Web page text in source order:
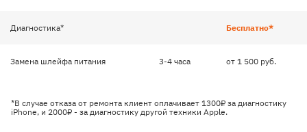
Диагностика* Бесплатно*
Замена шлейфа питания 3-4 часа от 1 500 руб.
*В случае отказа от ремонта клиент оплачивает 1300₽ за диагностику
iPhone, и 2000₽ - за диагностику другой техники Apple.